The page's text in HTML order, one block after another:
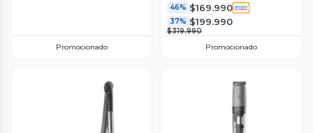
Promocionado
46% $169.990
37% $199.990
$319.990
Promocionado